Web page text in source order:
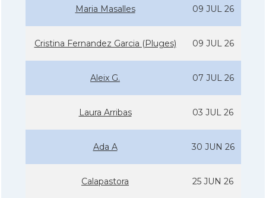
Maria Masalles 09 JUL 26
Cristina Fernandez Garcia (Pluges) 09 JUL 26
Aleix G. 07 JUL 26
Laura Arribas 03 JUL 26
Ada A 30 JUN 26
Calapastora 25 JUN 26